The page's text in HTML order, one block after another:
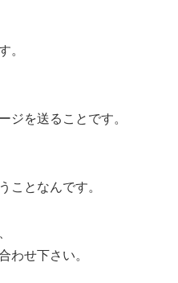
。
ジを送ることです。
ことなんです。
わせ下さい。